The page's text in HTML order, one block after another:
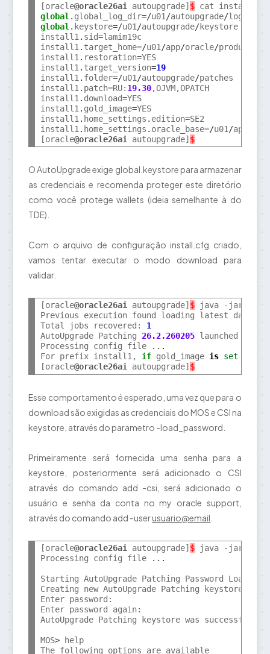
[oracle@oracle26ai autoupgrade] $ cat install
global . global_log_dir=/u01 /autoupgrade/
global . keystore=/u01 /autoupgrade/keystore
install1 . sid=lamim19c
install1 . target_home=/u01 /app/oracle/product
install1 . restoration=YES
install1 . target_version=19
install1 . folder=/u01 /autoupgrade/patches
install1 . patch=RU: 19.30,OJVM,OPATCH
install1 . download=YES
install1 . gold_image=YES
install1 . home_settings . edition=SE2
install1 . home_settings . oracle_base=/u01 /app
[oracle@oracle26ai autoupgrade] $
O AutoUpgrade exige global.keystore para armazenar
as credenciais e recomenda proteger este diretório
como você protege wallets (ideia semelhante à do
TDE).
Com o arquivo de configuração install.cfg criado,
vamos tentar executar o modo download para
validar.
[oracle@oracle26ai autoupgrade] $ java - jar
Previous execution found loading latest data
Total jobs recovered: 1
AutoUpgrade Patching 26.2.260205 launched
Processing config file
...
For prefix install1, if gold_image is set to
[oracle@oracle26ai autoupgrade] $
Esse comportamento é esperado, uma vez que para o
download são exigidas as credenciais do MOS e CSI na
keystore, através do parametro -load_password.
Primeiramente será fornecida uma senha para a
keystore, posteriormente será adicionado o CSI
através do comando add -csi, será adicionado o
usuário e senha da conta no my oracle support,
através do comando add -userusuario@email
[oracle@oracle26ai autoupgrade] $ java - jar
Processing config file
...
Starting AutoUpgrade Patching Password Loader -
Creating new AutoUpgrade Patching keystore
Enter password:
Enter password again:
AutoUpgrade Patching keystore was successfully
MOS> help
The following options are available